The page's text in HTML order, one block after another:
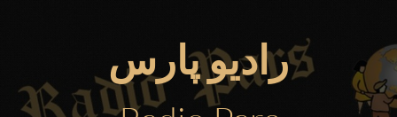
محتوا
رادیو پارس